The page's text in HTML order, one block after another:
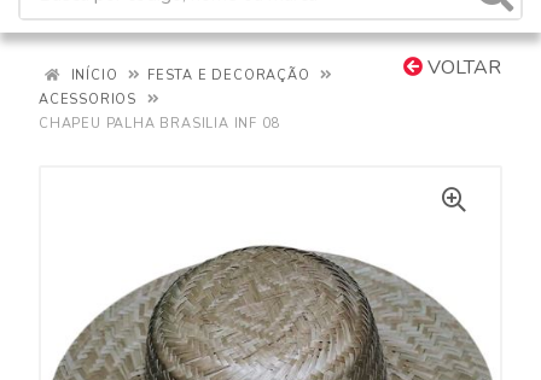
VOLTAR
INÍCIO
FESTA E DECORAÇÃO
ACESSORIOS
CHAPEU PALHA BRASILIA INF 08